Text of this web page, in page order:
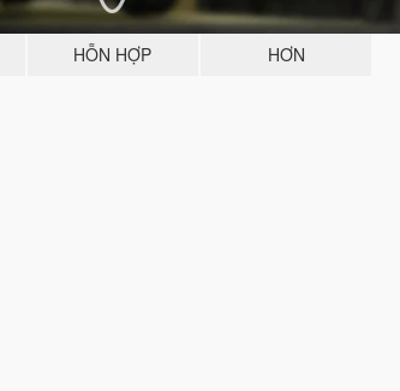
HỖN HỢP HƠN